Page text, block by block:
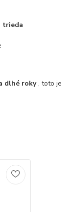
trieda
dlhé roky, toto je